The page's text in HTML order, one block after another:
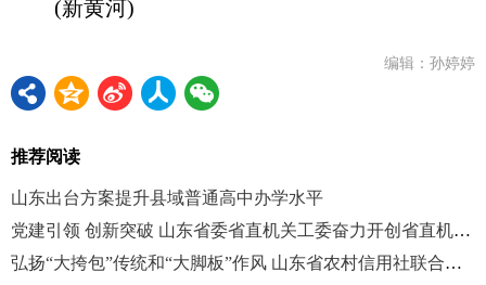
(新黄河)
编辑：孙婷婷
推荐阅读
山东出台方案提升县域普通高中办学水平
党建引领 创新突破 山东省委省直机关工委奋力开创省直机关统战工作新局面
弘扬“大挎包”传统和“大脚板”作风 山东省农村信用社联合社汇聚统战工作合力